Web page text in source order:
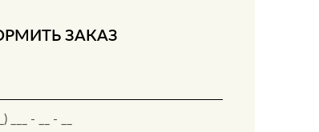
ЗАКАЗ